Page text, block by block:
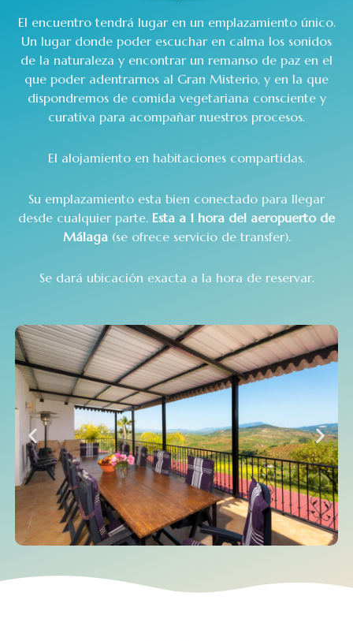
El encuentro tendrá lugar en un emplazamiento único.
Un lugar donde poder escuchar en calma los sonidos
de la naturaleza y encontrar un remanso de paz en el
que poder adentrarnos al Gran Misterio, y en la que
dispondremos de comida vegetariana consciente y
curativa para acompañar nuestros procesos.
El alojamiento en habitaciones compartidas.
Su emplazamiento esta bien conectado para llegar
desde cualquier parte. Esta a 1 hora del aeropuerto de
Málaga (se ofrece servicio de transfer).
Se dará ubicación exacta a la hora de reservar.